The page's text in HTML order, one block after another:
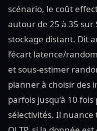
scénario, le coût
autour de 25 à 35 sur
stockage distant. Dit
l’écart latence/
et sous-estimer
planner à choisir des
parfois jusqu’à 10
sélectivités. Il